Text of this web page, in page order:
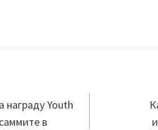
награду Youth
в